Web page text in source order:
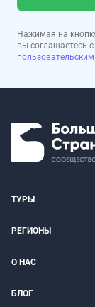
Нажимая на
вы соглашаетесь с
ТУРЫ
РЕГИОНЫ
О НАС
БЛОГ